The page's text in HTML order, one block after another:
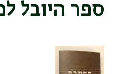
ספר היובל